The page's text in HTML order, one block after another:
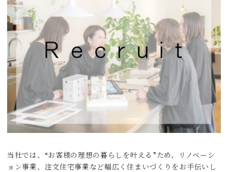
当社では、“お客様の理想の暮らしを叶える”ため、リノベーシ
ョン事業、注文住宅事業など幅広く住まいづくりをお手伝いし